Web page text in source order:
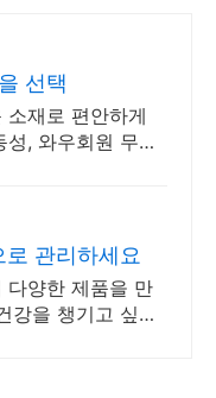
선택
재로 편안하게
, 와우회원 무제
관리하세요
다양한 제품을 만
강을 챙기고 싶다